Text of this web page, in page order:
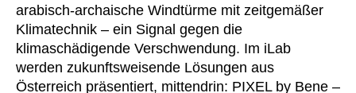
Nigeria(NG)
Nordirland (UK) (GB)
Norwegen(NO)
Oman (OM)
arabisch-archaische Windtürme mit zeitgemäßer
Klimatechnik – ein Signal gegen die
klimaschädigende Verschwendung. Im iLab
werden zukunftsweisende Lösungen aus
Österreich präsentiert, mittendrin: PIXEL by Bene –